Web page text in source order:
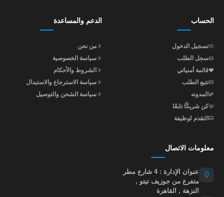
الحساب
تسجيل الدخول
سجل الطلب
قائمة أمنياتي
تتبع الطلب
المدونه
كن شريكًا تابعًا
التقدم لوظيفة
الدعم والمساعدة
من نحن
سياسة الخصوصية
الشروط والأحكام
سياسة الاسترجاع والاستبدال
سياسة الشحن والتوصيل
معلومات الاتصال
عنوان الإدارة : 4 شارع مطر
متفرع من جوزيف تيتو ,
النزهة , القاهرة